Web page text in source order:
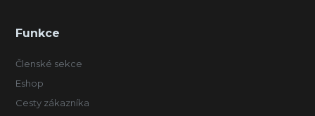
Funkce
Členské sekce
Eshop
Cesty zákazníka